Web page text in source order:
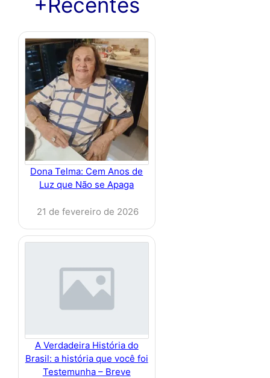
Dona Telma: Cem Anos de
Luz que Não se Apaga
21 de fevereiro de 2026
A Verdadeira História do
Brasil: a história que você foi
Testemunha – Breve